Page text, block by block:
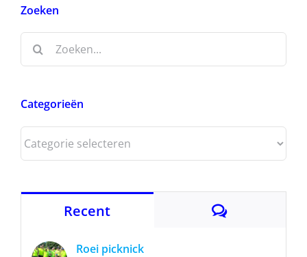
Zoeken
Zoeken
Categorieën
Categorieën
Recent Reacties
Roei picknick